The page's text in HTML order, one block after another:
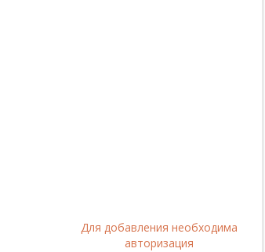
Для добавления необходима
авторизация